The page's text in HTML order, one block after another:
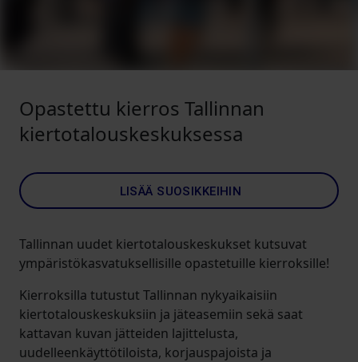
Opastettu kierros Tallinnan
kiertotalouskeskuksessa
LISÄÄ SUOSIKKEIHIN
Tallinnan uudet kiertotalouskeskukset kutsuvat
ympäristökasvatuksellisille opastetuille kierroksille!
Kierroksilla tutustut Tallinnan nykyaikaisiin
kiertotalouskeskuksiin ja jäteasemiin sekä saat
kattavan kuvan jätteiden lajittelusta,
uudelleenkäyttötiloista, korjauspajoista ja